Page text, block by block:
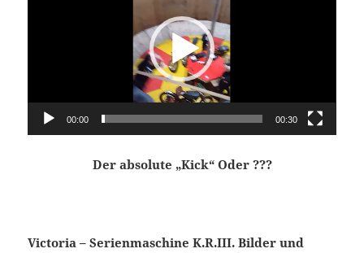
00:00 00:30
Der absolute „Kick“ Oder ???
Victoria – Serienmaschine K.R.III. Bilder und